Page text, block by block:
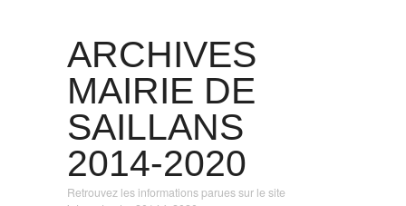
ARCHIVES
MAIRIE DE
SAILLANS
2014-2020
Retrouvez les informations parues sur le site